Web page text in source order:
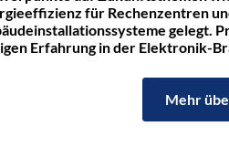
für Rechenzentren
gelegt.
Erfahrung in der Elektronik-
Mehr